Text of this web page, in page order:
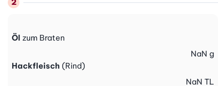
Öl zum Braten
Hackfleisch (Rind)
NaN g
NaN TL